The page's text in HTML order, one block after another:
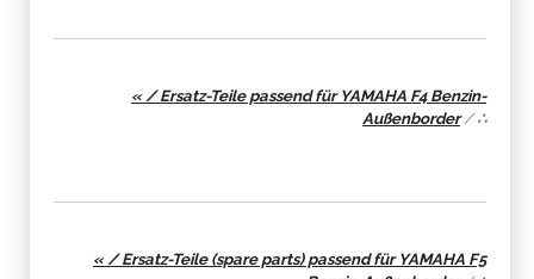
« / Ersatz-Teile passend für YAMAHA F4 Benzin-
Außenborder/∴
« / Ersatz-Teile (spare parts) passend für YAMAHA F5